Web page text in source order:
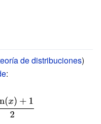
de distribuciones)
: